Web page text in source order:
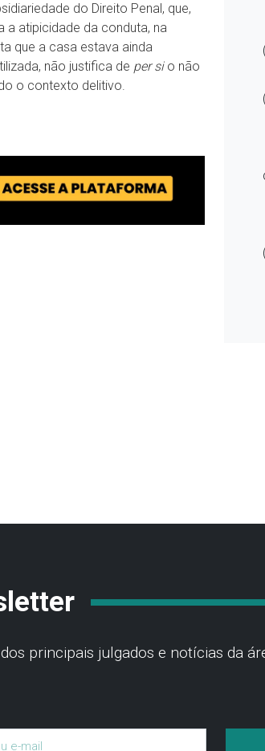
do Direito Penal, que,
a atipicidade da conduta, na
que a casa estava ainda
não justifica de per sio não
o contexto delitivo.
principais julgados e notícias da